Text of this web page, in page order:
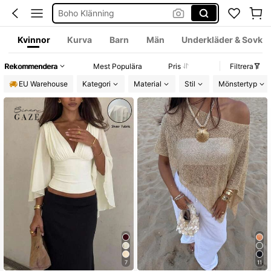
Shorts Dam
Blusar
Fest Klänning Bröllop
Byxor Herr
Set 2 Piece Set Women
Squishies
Kvinnor Kurva Barn Män Underkläder &
Rekommendera Mest Populära Pris
Filtrera
EU Warehouse
Kategori Material Stil Mönstertyp
7 11